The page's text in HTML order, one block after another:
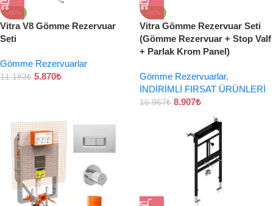
-48%
Vitra V8 Gömme Rezervuar
Seti
Gömme Rezervuarlar
11.183₺ 5.870₺
-48%
Vitra Gömme Rezervuar Seti
(Gömme Rezervuar + Stop Valf
+ Parlak Krom Panel)
Gömme Rezervuarlar,
İNDİRİMLİ FIRSAT ÜRÜNLERİ
16.967₺ 8.907₺